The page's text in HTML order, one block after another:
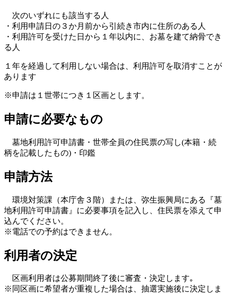
次のいずれにも該当する人
・利用申請日の３か月前から引続き市内に住所のある人
・利用許可を受けた日から１年以内に、お墓を建て納骨でき
る人
１年を経過して利用しない場合は、利用許可を取消すことが
あります
※申請は１世帯につき１区画とします。
申請に必要なもの
墓地利用許可申請書・世帯全員の住民票の写し(本籍・続
柄を記載したもの)・印鑑
申請方法
環境対策課（本庁舎３階）または、弥生振興局にある『墓
地利用許可申請書』に必要事項を記入し、住民票を添えて申
込んでください。
※電話での予約はできません。
利用者の決定
区画利用者は公募期間終了後に審査・決定します｡
※同区画に希望者が重複した場合は、抽選実施後に決定しま